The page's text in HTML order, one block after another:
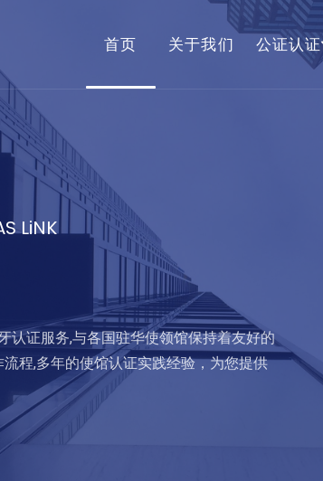
首页 关于我们 公证认证
LiNK
认证服务,与各国驻华使领馆保持着友好的
程,多年的使馆认证实践经验，为您提供